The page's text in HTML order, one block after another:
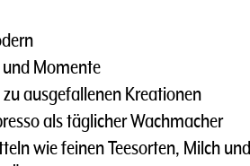
Momente
ausgefallenen Kreationen
als täglicher Wachmacher
wie feinen Teesorten, Milch